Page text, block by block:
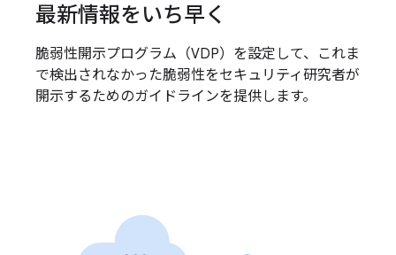
最新情報をいち早く
脆弱性開示プログラム（VDP）を設定して、これま
で検出されなかった脆弱性をセキュリティ研究者が
開示するためのガイドラインを提供します。